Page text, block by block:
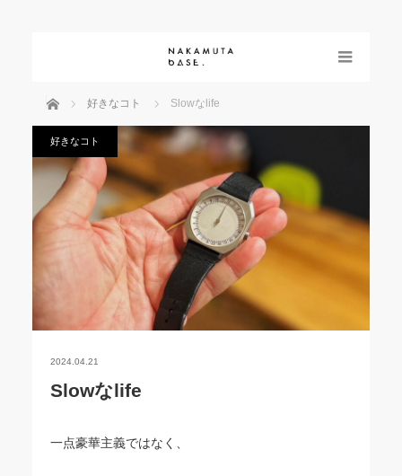
ホーム 好きなコト Slowなlife
好きなコト
2024.04.21
Slowなlife
一点豪華主義ではなく、